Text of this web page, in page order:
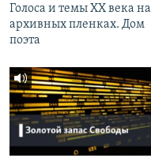
Голоса и темы XX века на
архивных пленках. Дом
поэта